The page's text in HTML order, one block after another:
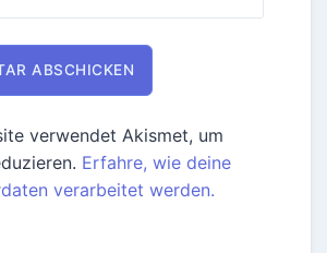
verwendet Akismet, um
Erfahre, wie deine
verarbeitet werden.